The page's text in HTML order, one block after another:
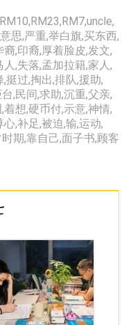
RM10,RM23,RM7,uncle,
思,严重,举白旗,买东西,
裔,印裔,厚着脸皮,发文,
人 ,失落,孟加拉籍,家人 ,
,挺过,掏出,排队,援助,
,民间,求助,沉重,父亲,
,着想,硬币付,示意,神情,
心,补足,被迫,输,运动,
期,靠自己,面子书,顾客